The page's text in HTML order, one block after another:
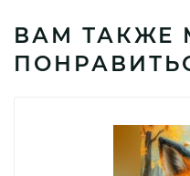
ВАМ ТАКЖЕ